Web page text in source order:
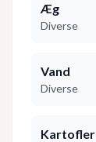
Æg
Diverse
Vand
Diverse
Kartofler